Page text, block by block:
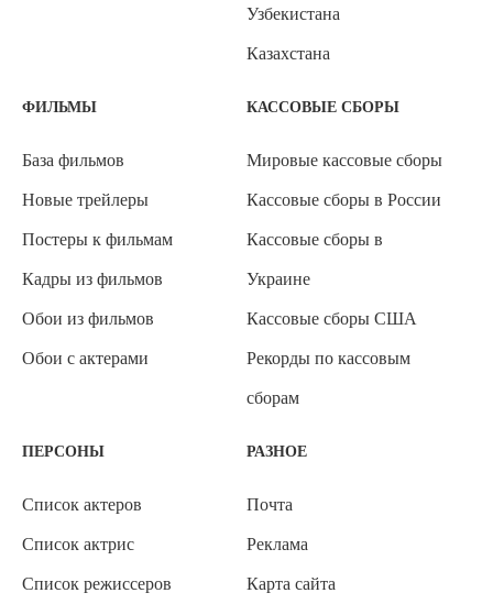
Узбекистана
Казахстана
ФИЛЬМЫ
База фильмов
Новые трейлеры
Постеры к фильмам
Кадры из фильмов
Обои из фильмов
Обои с актерами
КАССОВЫЕ СБОРЫ
Мировые кассовые сборы
Кассовые сборы в России
Кассовые сборы в
Украине
Кассовые сборы США
Рекорды по кассовым
сборам
ПЕРСОНЫ
Список актеров
Список актрис
Список режиссеров
РАЗНОЕ
Почта
Реклама
Карта сайта